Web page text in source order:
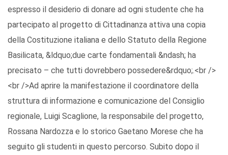
espresso il desiderio di donare ad ogni studente che ha
partecipato al progetto di Cittadinanza attiva una copia
della Costituzione italiana e dello Statuto della Regione
Basilicata, &ldquo;due carte fondamentali &ndash; ha
precisato – che tutti dovrebbero possedere&rdquo;.<br />
<br />Ad aprire la manifestazione il coordinatore della
struttura di informazione e comunicazione del Consiglio
regionale, Luigi Scaglione, la responsabile del progetto,
Rossana Nardozza e lo storico Gaetano Morese che ha
seguito gli studenti in questo percorso. Subito dopo il